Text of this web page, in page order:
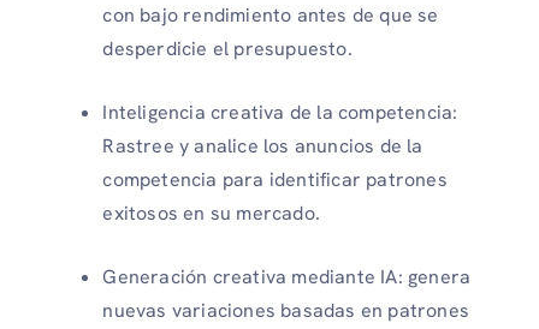
con bajo rendimiento antes de que se
desperdicie el presupuesto.
Inteligencia creativa de la competencia:
Rastree y analice los anuncios de la
competencia para identificar patrones
exitosos en su mercado.
Generación creativa mediante IA: genera
nuevas variaciones basadas en patrones